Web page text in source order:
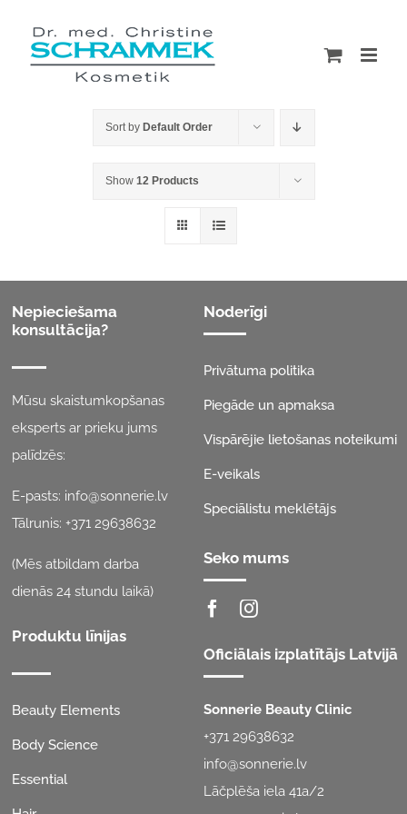
content
Sort by Default Order
Show 12 Products
Nepieciešama
konsultācija?
Mūsu skaistumkopšanas
eksperts ar prieku jums
palīdzēs:
E-pasts: info@sonnerie.lv
Tālrunis:+371 29638632
(Mēs atbildam darba
dienās 24 stundu laikā)
Produktu līnijas
Beauty Elements
Body Science
Essential
Noderīgi
Privātuma politika
Piegāde un apmaksa
Vispārējie lietošanas noteikumi
E-veikals
Speciālistu meklētājs
Seko mums
Oficiālais izplatītājs Latvijā
Sonnerie Beauty Clinic
+371 29638632
info@sonnerie.lv
Lāčplēša iela 41a/2